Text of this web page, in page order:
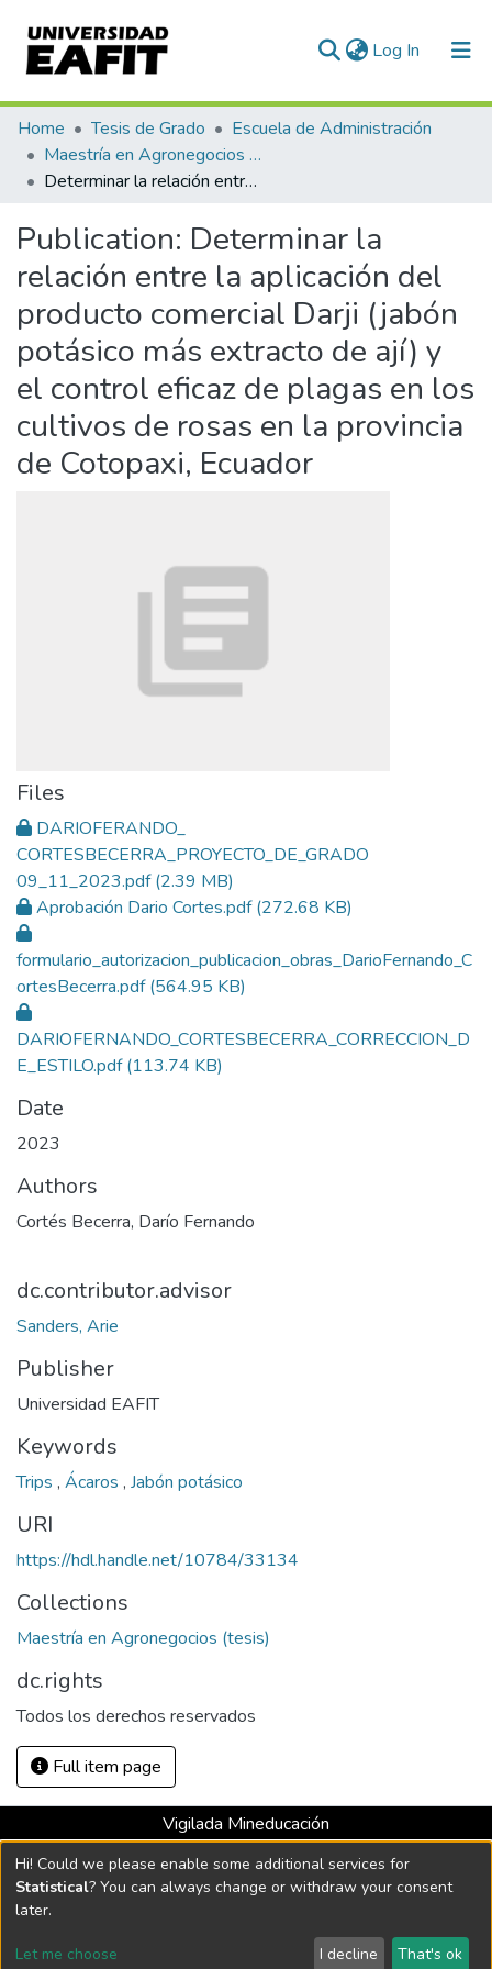
Log In (current)
Communities & Collections
All of DSpace
Home Tesis de Grado
Escuela de Administración
Maestría en Agronegocios (tesis)
Determinar la relación entre la aplicación del producto comercial Darji (jabón potásico más extracto de ají) y el control eficaz de plagas en los cultivos de rosas en la provincia de Cotopaxi, Ecuador
Publication: Determinar la
relación entre la aplicación del
producto comercial Darji (jabón
potásico más extracto de ají) y
el control eficaz de plagas en los
cultivos de rosas en la provincia
de Cotopaxi, Ecuador
Files
DARIOFERANDO_
CORTESBECERRA_PROYECTO_DE_GRADO
09_11_2023.pdf(2.39 MB)
Aprobación Dario Cortes.pdf(272.68 KB)
formulario_autorizacion_publicacion_obras_DarioFernando_C
ortesBecerra.pdf(564.95 KB)
DARIOFERNANDO_CORTESBECERRA_CORRECCION_D
E_ESTILO.pdf(113.74 KB)
Date
2023
Authors
Cortés Becerra, Darío Fernando
dc.contributor.advisor
Sanders, Arie
Publisher
Universidad EAFIT
Keywords
Trips , Ácaros , Jabón potásico
URI
https://hdl.handle.net/10784/33134
Collections
Maestría en Agronegocios (tesis)
dc.rights
Todos los derechos reservados
Full item page
Vigilada Mineducación
Universidad con Acreditación Institucional hasta 2026 -
Resolución MEN 2158 de 2018
DSpace software copyright © 2002-2026 LYRASIS
Hi! Could we please enable some additional services for
Statistical? You can always change or withdraw your consent
later.
Let me choose I decline That's ok